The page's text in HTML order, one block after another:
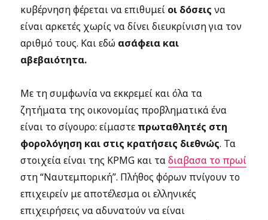
κυβέρνηση φέρεται να επιθυμεί οι δόσεις να
είναι αρκετές χωρίς να δίνει διευκρίνιση για τον
αριθμό τους. Και εδώ ασάφεια και
αβεβαιότητα.
Με τη συμφωνία να εκκρεμεί και όλα τα
ζητήματα της οικονομίας προβληματικά ένα
είναι το σίγουρο: είμαστε πρωταθλητές στη
φορολόγηση και στις κρατήσεις διεθνώς. Τα
στοιχεία είναι της KPMG και ταδιαβασα το πρωί
στη “Nαυτεμπορική”. Πλήθος φόρων πνίγουν το
επιχειρείν με αποτέλεσμα οι ελληνικές
επιχειρήσεις να αδυνατούν να είναι